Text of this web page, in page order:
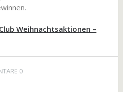
Weihnachtsaktionen –
0